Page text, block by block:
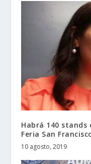
Habrá 140
Feria San
10 agosto, 2019